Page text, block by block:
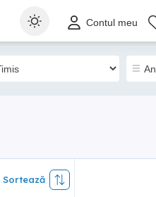
Contul meu
Sortează
Sortează